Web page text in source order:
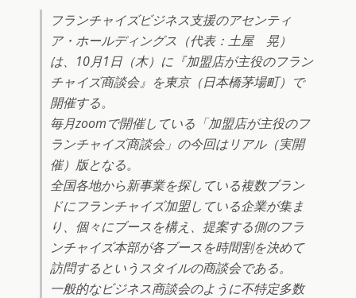
フランチャイズビジネス支援のアセンティ
ア・ホールディングス（代表：土屋 晃）
は、10月1日（木）に『加盟店が主役のフラン
チャイズ商談会』を東京（日本橋茅場町）で
開催する。
毎月zoomで開催している「加盟店が主役のフ
ランチャイズ商談会」の今回はリアル（実開
催）版となる。
全国各地から新事業を探している複数ブラン
ドにフランチャイズ加盟している企業が集ま
り、個々にブースを構え、提案する側のフラ
ンチャイズ本部が各ブースを時間割を決めて
訪問するというスタイルの商談会である。
一般的なビジネス商談会のように不特定多数